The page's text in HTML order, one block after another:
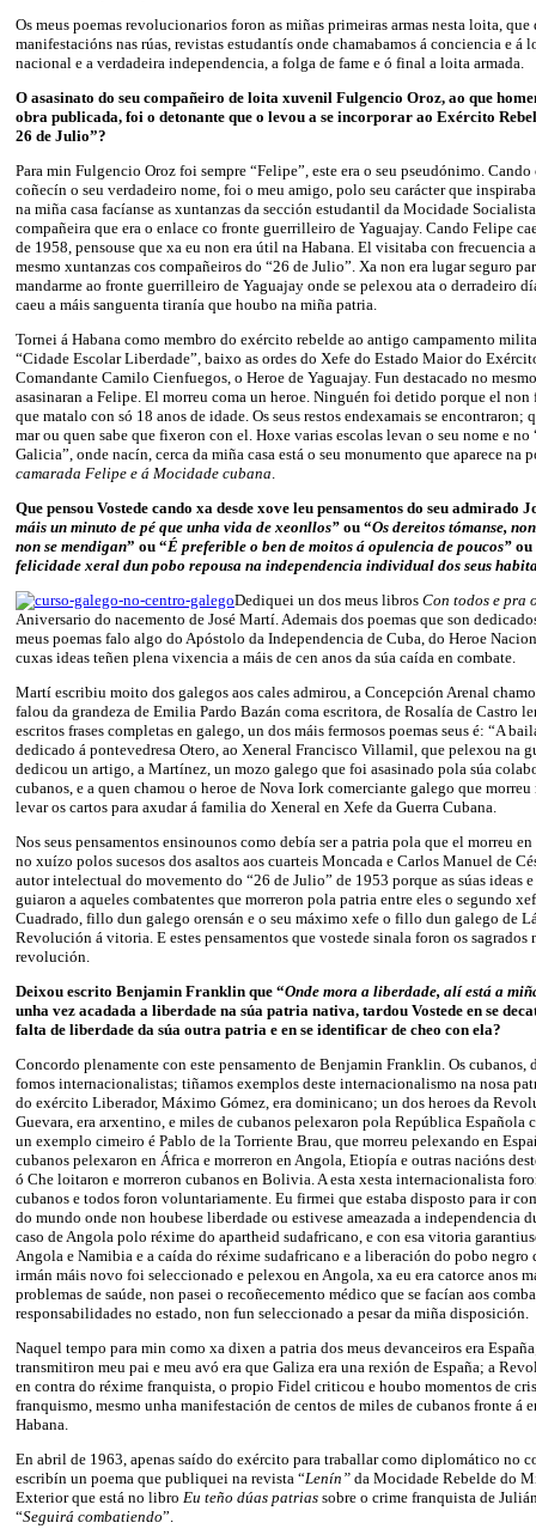
Os meus poemas revolucionarios foron as miñas primeiras armas nesta loita,
manifestacións nas rúas, revistas estudantís onde chamabamos á conciencia e
nacional e a verdadeira independencia, a folga de fame e ó final a loita armada.
O asasinato do seu compañeiro de loita xuvenil Fulgencio Oroz, ao que
obra publicada, foi o detonante que o levou a se incorporar ao Exército
26 de Julio”?
Para min Fulgencio Oroz foi sempre “Felipe”, este era o seu pseudónimo.
coñecín o seu verdadeiro nome, foi o meu amigo, polo seu carácter que
na miña casa facíanse as xuntanzas da sección estudantil da Mocidade
compañeira que era o enlace co fronte guerrilleiro de Yaguajay. Cando Felipe
de 1958, pensouse que xa eu non era útil na Habana. El visitaba con frecuencia
mesmo xuntanzas cos compañeiros do “26 de Julio”. Xa non era lugar seguro
mandarme ao fronte guerrilleiro de Yaguajay onde se pelexou ata o derradeiro
caeu a máis sanguenta tiranía que houbo na miña patria.
Tornei á Habana como membro do exército rebelde ao antigo campamento
“Cidade Escolar Liberdade”, baixo as ordes do Xefe do Estado Maior do
Comandante Camilo Cienfuegos, o Heroe de Yaguajay. Fun destacado no
asasinaran a Felipe. El morreu coma un heroe. Ninguén foi detido porque el
que matalo con só 18 anos de idade. Os seus restos endexamais se encontraron;
mar ou quen sabe que fixeron con el. Hoxe varias escolas levan o seu nome e
Galicia”, onde nacín, cerca da miña casa está o seu monumento que aparece na
camarada Felipe e á Mocidade cubana
Que pensou Vostede cando xa desde xove leu pensamentos do seu admirado
máis un minuto de pé que unha vida de xeonllos” ou “Os dereitos tómanse,
non se mendigan” ou “É preferible o ben de moitos á opulencia de poucos” ou
felicidade xeral dun pobo repousa na independencia individual dos seus
Dediquei un dos meus libros Con todos e pra
Aniversario do nacemento de José Martí. Ademais dos poemas que son
meus poemas falo algo do Apóstolo da Independencia de Cuba, do Heroe
cuxas ideas teñen plena vixencia a máis de cen anos da súa caída en combate.
Martí escribiu moito dos galegos aos cales admirou, a Concepción Arenal
falou da grandeza de Emilia Pardo Bazán coma escritora, de Rosalía de Castro
escritos frases completas en galego, un dos máis fermosos poemas seus é: “A
dedicado á pontevedresa Otero, ao Xeneral Francisco Villamil, que pelexou na
dedicou un artigo, a Martínez, un mozo galego que foi asasinado pola súa
cubanos, e a quen chamou o heroe de Nova Iork comerciante galego que morreu
levar os cartos para axudar á familia do Xeneral en Xefe da Guerra Cubana.
Nos seus pensamentos ensinounos como debía ser a patria pola que el morreu
no xuízo polos sucesos dos asaltos aos cuarteis Moncada e Carlos Manuel de
autor intelectual do movemento do “26 de Julio” de 1953 porque as súas ideas
guiaron a aqueles combatentes que morreron pola patria entre eles o segundo
Cuadrado, fillo dun galego orensán e o seu máximo xefe o fillo dun galego de
Revolución á vitoria. E estes pensamentos que vostede sinala foron os sagrados
revolución.
Deixou escrito Benjamin Franklin que “Onde mora a liberdade, alí está a
unha vez acadada a liberdade na súa patria nativa, tardou Vostede en se
falta de liberdade da súa outra patria e en se identificar de cheo con ela?
Concordo plenamente con este pensamento de Benjamin Franklin. Os cubanos,
fomos internacionalistas; tiñamos exemplos deste internacionalismo na nosa
do exército Liberador, Máximo Gómez, era dominicano; un dos heroes da
Guevara, era arxentino, e miles de cubanos pelexaron pola República Española
un exemplo cimeiro é Pablo de la Torriente Brau, que morreu pelexando en
cubanos pelexaron en África e morreron en Angola, Etiopía e outras nacións
ó Che loitaron e morreron cubanos en Bolivia. A esta xesta internacionalista
cubanos e todos foron voluntariamente. Eu firmei que estaba disposto para ir
do mundo onde non houbese liberdade ou estivese ameazada a independencia
caso de Angola polo réxime do apartheid sudafricano, e con esa vitoria
Angola e Namibia e a caída do réxime sudafricano e a liberación do pobo negro
irmán máis novo foi seleccionado e pelexou en Angola, xa eu era catorce anos
problemas de saúde, non pasei o recoñecemento médico que se facían aos
responsabilidades no estado, non fun seleccionado a pesar da miña disposición.
Naquel tempo para min como xa dixen a patria dos meus devanceiros era
transmitiron meu pai e meu avó era que Galiza era una rexión de España; a
en contra do réxime franquista, o propio Fidel criticou e houbo momentos de
franquismo, mesmo unha manifestación de centos de miles de cubanos fronte á
Habana.
En abril de 1963, apenas saído do exército para traballar como diplomático no
escribín un poema que publiquei na revista “Lenín” da Mocidade Rebelde do
Exterior que está no libro Eu teño dúas patrias sobre o crime franquista de
“Seguirá combatiendo”.